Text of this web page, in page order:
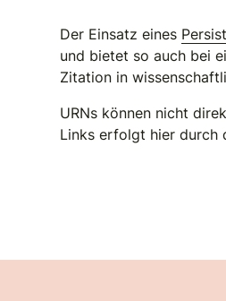
Der Einsatz eines
und bietet so auch bei
Zitation in
URNs können nicht
Links erfolgt hier durch